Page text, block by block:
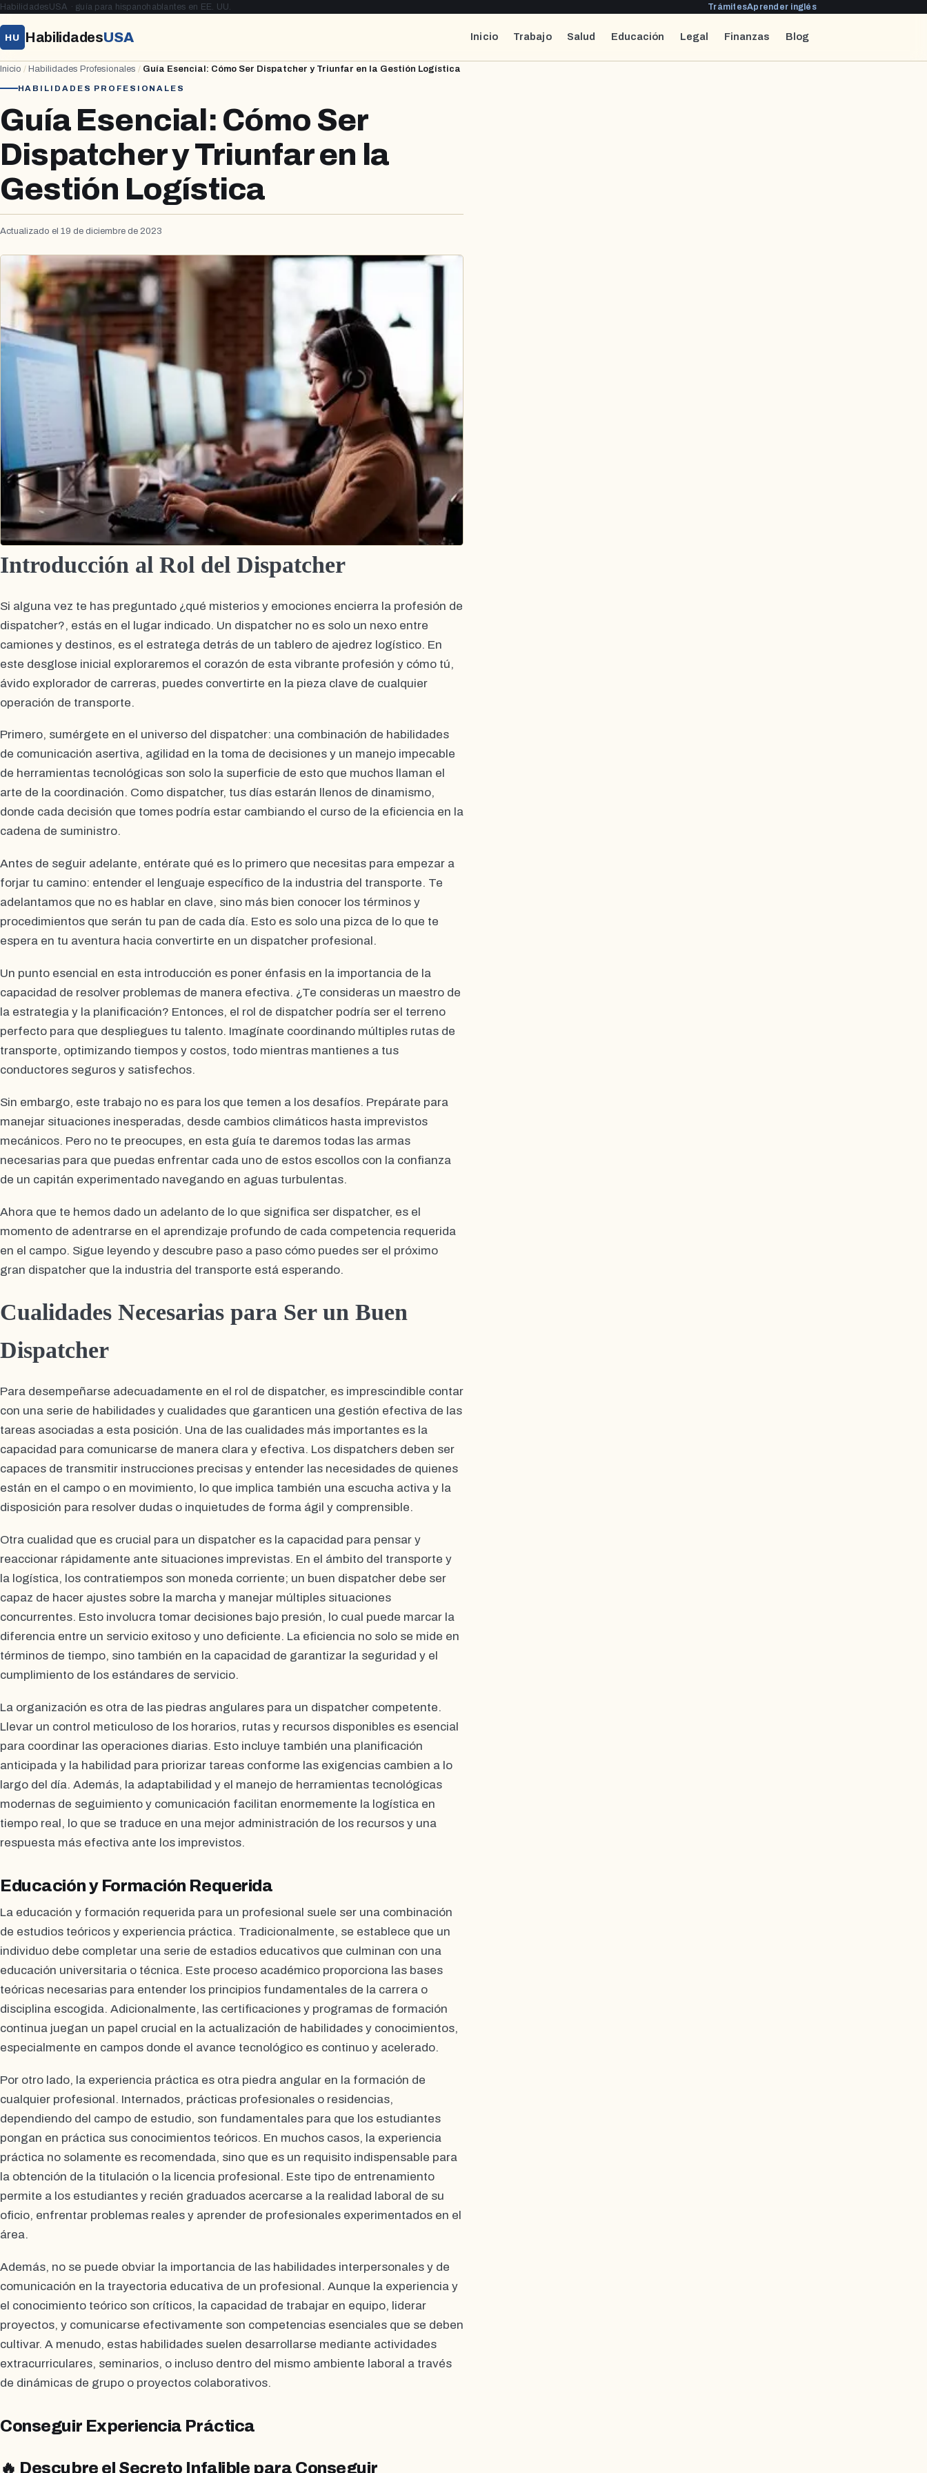
HabilidadesUSA · guía para hispanohablantes en EE. UU. TrámitesAprender inglés
HU HabilidadesUSA Inicio Trabajo Salud Educación Legal Finanzas Blog
Inicio / Habilidades Profesionales / Guía Esencial: Cómo Ser Dispatcher y Triunfar en la Gestión Logística
HABILIDADES PROFESIONALES
Guía Esencial: Cómo Ser
Dispatcher y Triunfar en la
Gestión Logística
Actualizado el 19 de diciembre de 2023
Introducción al Rol del Dispatcher
Si alguna vez te has preguntado ¿qué misterios y emociones encierra la profesión de
dispatcher?, estás en el lugar indicado. Un dispatcher no es solo un nexo entre
camiones y destinos, es el estratega detrás de un tablero de ajedrez logístico. En
este desglose inicial exploraremos el corazón de esta vibrante profesión y cómo tú,
ávido explorador de carreras, puedes convertirte en la pieza clave de cualquier
operación de transporte.
Primero, sumérgete en el universo del dispatcher: una combinación de habilidades
de comunicación asertiva, agilidad en la toma de decisiones y un manejo impecable
de herramientas tecnológicas son solo la superficie de esto que muchos llaman el
arte de la coordinación. Como dispatcher, tus días estarán llenos de dinamismo,
donde cada decisión que tomes podría estar cambiando el curso de la eficiencia en la
cadena de suministro.
Antes de seguir adelante, entérate qué es lo primero que necesitas para empezar a
forjar tu camino: entender el lenguaje específico de la industria del transporte. Te
adelantamos que no es hablar en clave, sino más bien conocer los términos y
procedimientos que serán tu pan de cada día. Esto es solo una pizca de lo que te
espera en tu aventura hacia convertirte en un dispatcher profesional.
Un punto esencial en esta introducción es poner énfasis en la importancia de la
capacidad de resolver problemas de manera efectiva. ¿Te consideras un maestro de
la estrategia y la planificación? Entonces, el rol de dispatcher podría ser el terreno
perfecto para que despliegues tu talento. Imagínate coordinando múltiples rutas de
transporte, optimizando tiempos y costos, todo mientras mantienes a tus
conductores seguros y satisfechos.
Sin embargo, este trabajo no es para los que temen a los desafíos. Prepárate para
manejar situaciones inesperadas, desde cambios climáticos hasta imprevistos
mecánicos. Pero no te preocupes, en esta guía te daremos todas las armas
necesarias para que puedas enfrentar cada uno de estos escollos con la confianza
de un capitán experimentado navegando en aguas turbulentas.
Ahora que te hemos dado un adelanto de lo que significa ser dispatcher, es el
momento de adentrarse en el aprendizaje profundo de cada competencia requerida
en el campo. Sigue leyendo y descubre paso a paso cómo puedes ser el próximo
gran dispatcher que la industria del transporte está esperando.
Cualidades Necesarias para Ser un Buen
Dispatcher
Para desempeñarse adecuadamente en el rol de dispatcher, es imprescindible contar
con una serie de habilidades y cualidades que garanticen una gestión efectiva de las
tareas asociadas a esta posición. Una de las cualidades más importantes es la
capacidad para comunicarse de manera clara y efectiva. Los dispatchers deben ser
capaces de transmitir instrucciones precisas y entender las necesidades de quienes
están en el campo o en movimiento, lo que implica también una escucha activa y la
disposición para resolver dudas o inquietudes de forma ágil y comprensible.
Otra cualidad que es crucial para un dispatcher es la capacidad para pensar y
reaccionar rápidamente ante situaciones imprevistas. En el ámbito del transporte y
la logística, los contratiempos son moneda corriente; un buen dispatcher debe ser
capaz de hacer ajustes sobre la marcha y manejar múltiples situaciones
concurrentes. Esto involucra tomar decisiones bajo presión, lo cual puede marcar la
diferencia entre un servicio exitoso y uno deficiente. La eficiencia no solo se mide en
términos de tiempo, sino también en la capacidad de garantizar la seguridad y el
cumplimiento de los estándares de servicio.
La organización es otra de las piedras angulares para un dispatcher competente.
Llevar un control meticuloso de los horarios, rutas y recursos disponibles es esencial
para coordinar las operaciones diarias. Esto incluye también una planificación
anticipada y la habilidad para priorizar tareas conforme las exigencias cambien a lo
largo del día. Además, la adaptabilidad y el manejo de herramientas tecnológicas
modernas de seguimiento y comunicación facilitan enormemente la logística en
tiempo real, lo que se traduce en una mejor administración de los recursos y una
respuesta más efectiva ante los imprevistos.
Educación y Formación Requerida
La educación y formación requerida para un profesional suele ser una combinación
de estudios teóricos y experiencia práctica. Tradicionalmente, se establece que un
individuo debe completar una serie de estadios educativos que culminan con una
educación universitaria o técnica. Este proceso académico proporciona las bases
teóricas necesarias para entender los principios fundamentales de la carrera o
disciplina escogida. Adicionalmente, las certificaciones y programas de formación
continua juegan un papel crucial en la actualización de habilidades y conocimientos,
especialmente en campos donde el avance tecnológico es continuo y acelerado.
Por otro lado, la experiencia práctica es otra piedra angular en la formación de
cualquier profesional. Internados, prácticas profesionales o residencias,
dependiendo del campo de estudio, son fundamentales para que los estudiantes
pongan en práctica sus conocimientos teóricos. En muchos casos, la experiencia
práctica no solamente es recomendada, sino que es un requisito indispensable para
la obtención de la titulación o la licencia profesional. Este tipo de entrenamiento
permite a los estudiantes y recién graduados acercarse a la realidad laboral de su
oficio, enfrentar problemas reales y aprender de profesionales experimentados en el
área.
Además, no se puede obviar la importancia de las habilidades interpersonales y de
comunicación en la trayectoria educativa de un profesional. Aunque la experiencia y
el conocimiento teórico son críticos, la capacidad de trabajar en equipo, liderar
proyectos, y comunicarse efectivamente son competencias esenciales que se deben
cultivar. A menudo, estas habilidades suelen desarrollarse mediante actividades
extracurriculares, seminarios, o incluso dentro del mismo ambiente laboral a través
de dinámicas de grupo o proyectos colaborativos.
Conseguir Experiencia Práctica
🔥 Descubre el Secreto Infalible para Conseguir